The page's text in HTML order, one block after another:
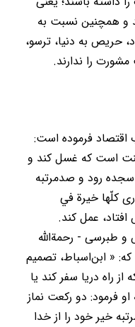
و همچنین نسبت به
حریص به دنیا، ترسو،
را ندارند.
فرموده است:
سنت است که غسل کند و
سجده رود و صدمرتبه
کلّها خیرة في
عمل کند.
طبرسی - رحمة‌الله
« ابن‌اسباط، تصمیم
راه دریا سفر کند یا
فرمود: دو رکعت نماز
خیر خود را از خدا